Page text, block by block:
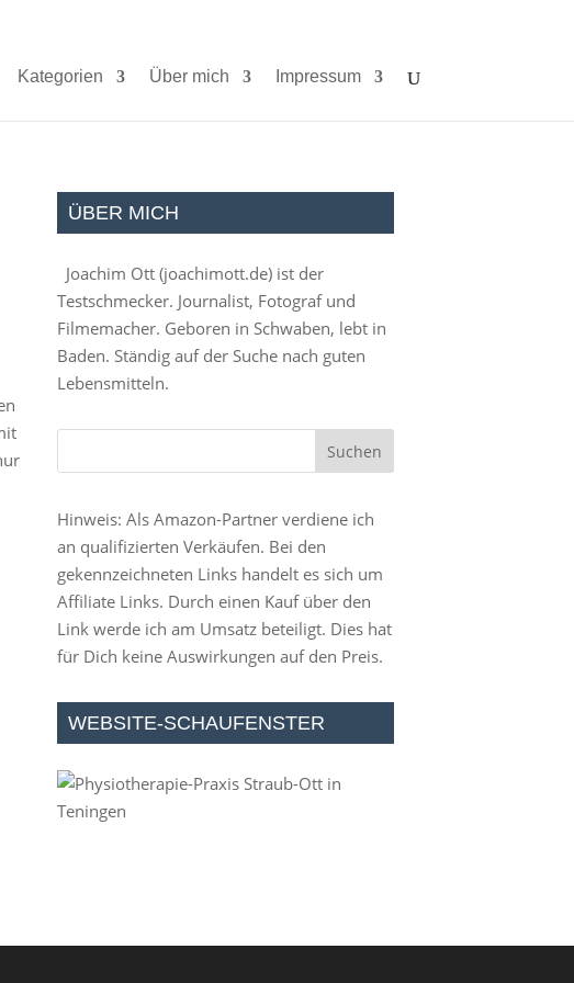
Kategorien Über mich Impressum
ÜBER MICH
Joachim Ott (joachimott.de) ist der
Testschmecker. Journalist, Fotograf und
Filmemacher. Geboren in Schwaben, lebt in
Baden. Ständig auf der Suche nach guten
Lebensmitteln.
Hinweis: Als Amazon-Partner verdiene ich
an qualifizierten Verkäufen. Bei den
gekennzeichneten Links handelt es sich um
Affiliate Links. Durch einen Kauf über den
Link werde ich am Umsatz beteiligt. Dies hat
für Dich keine Auswirkungen auf den Preis.
WEBSITE-SCHAUFENSTER